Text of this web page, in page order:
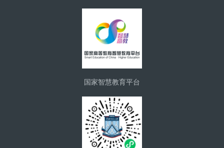
国家智慧教育平台